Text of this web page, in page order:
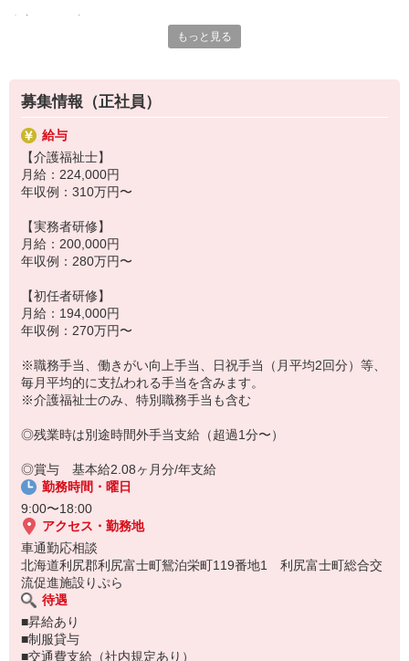
◎魅力いっぱいの待遇も取り揃えています！
買い物や飲食、映画をお得に楽しめる特典あり。
安定して長く働き続けられる環境です！
お一人おひとりの生活に合わせてサービス提供できるため、
微妙な変化にも気付きやすく、働くやりがいもたくさん感じられる
お仕事です！
もっと見る
募集情報（正社員）
給与
【介護福祉士】
月給：224,000円
年収例：310万円〜
【実務者研修】
月給：200,000円
年収例：280万円〜
【初任者研修】
月給：194,000円
年収例：270万円〜
※職務手当、働きがい向上手当、日祝手当（月平均2回分）等、
毎月平均的に支払われる手当を含みます。
※介護福祉士のみ、特別職務手当も含む
◎残業時は別途時間外手当支給（超過1分〜）
◎賞与 基本給2.08ヶ月分/年支給
勤務時間・曜日
9:00〜18:00
アクセス・勤務地
車通勤応相談
北海道利尻郡利尻富士町鴛泊栄町119番地1 利尻富士町総合交
流促進施設りぷら
待遇
■昇給あり
■制服貸与
■交通費支給（社内規定あり）